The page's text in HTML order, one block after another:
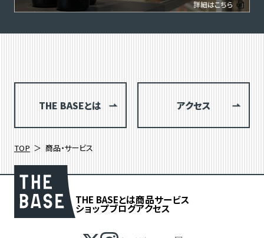
THE BASEとは アクセス
TOP 商品・サービス
THE BASEとは商品サービス
ショップブログアクセス